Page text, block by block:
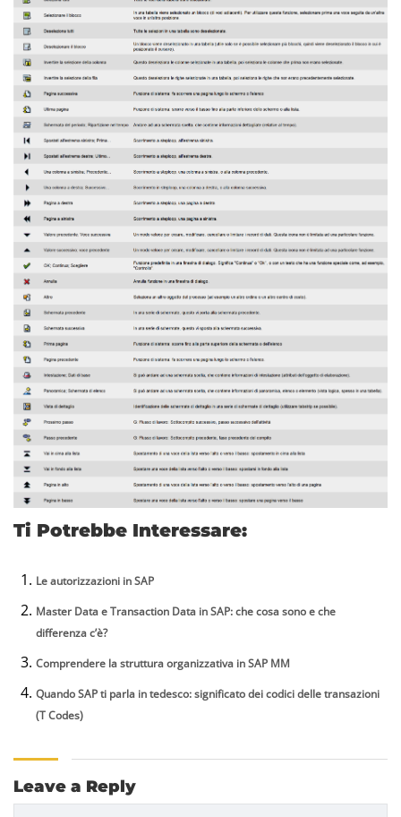
Ti Potrebbe Interessare:
Le autorizzazioni in SAP
Master Data e Transaction Data in SAP: che cosa sono e che
differenza c’è?
Comprendere la struttura organizzativa in SAP MM
Quando SAP ti parla in tedesco: significato dei codici delle transazioni
(T Codes)
Leave a Reply